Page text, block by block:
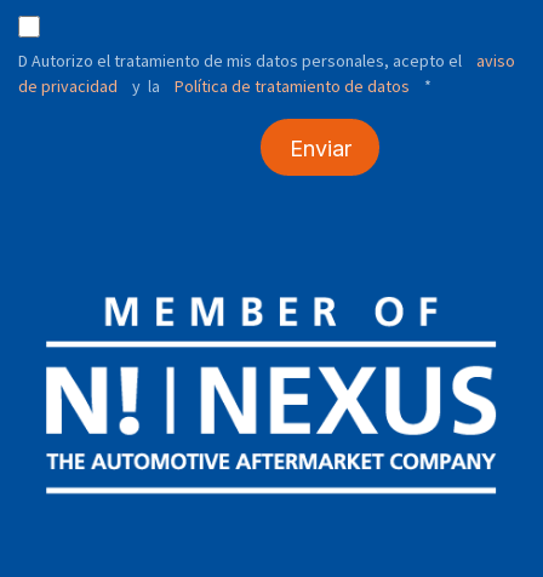
D Autorizo ​​el tratamiento de mis datos personales, acepto el
aviso
de privacidad
y la Política de tratamiento de datos *
Enviar